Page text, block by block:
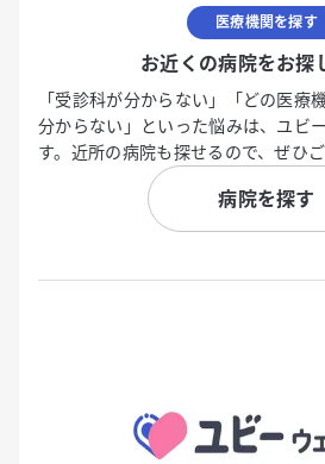
医療機関を探す
お近くの病院をお探
「受診科が分からない」「どの医療
分からない」といった悩みは、ユビ
す。近所の病院も探せるので、ぜひ
病院を探す